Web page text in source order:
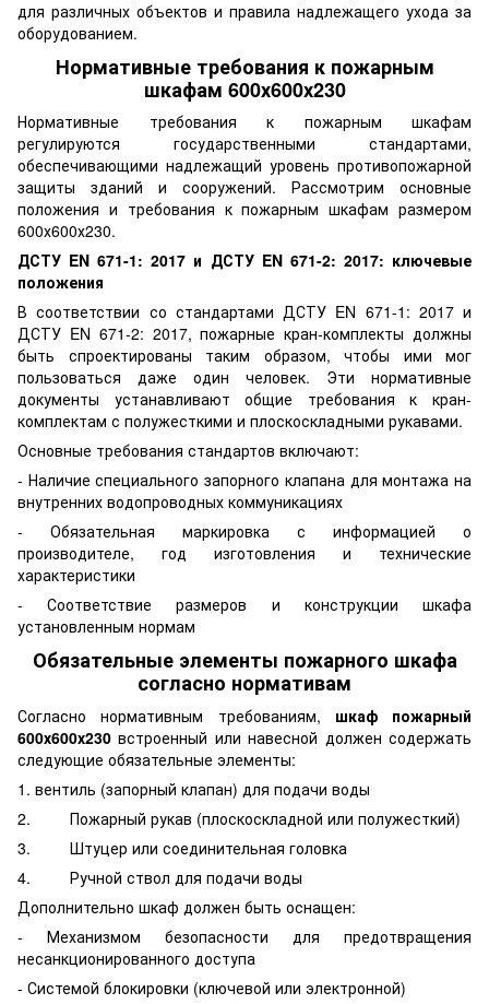
для различных объектов и правила надлежащего ухода за
оборудованием.
Нормативные требования к пожарным
шкафам 600х600х230
Нормативные требования к пожарным шкафам
регулируются государственными стандартами,
обеспечивающими надлежащий уровень противопожарной
защиты зданий и сооружений. Рассмотрим основные
положения и требования к пожарным шкафам размером
600х600х230.
ДСТУ EN 671-1: 2017 и ДСТУ EN 671-2: 2017: ключевые
положения
В соответствии со стандартами ДСТУ EN 671-1: 2017 и
ДСТУ EN 671-2: 2017, пожарные кран-комплекты должны
быть спроектированы таким образом, чтобы ими мог
пользоваться даже один человек. Эти нормативные
документы устанавливают общие требования к кран-
комплектам с полужесткими и плоскоскладными рукавами.
Основные требования стандартов включают:
- Наличие специального запорного клапана для монтажа на
внутренних водопроводных коммуникациях
- Обязательная маркировка с информацией о
производителе, год изготовления и технические
характеристики
- Соответствие размеров и конструкции шкафа
установленным нормам
Обязательные элементы пожарного шкафа
согласно нормативам
Согласно нормативным требованиям, шкаф пожарный
600х600х230 встроенный или навесной должен содержать
следующие обязательные элементы:
1. вентиль (запорный клапан) для подачи воды
2. Пожарный рукав (плоскоскладной или полужесткий)
3. Штуцер или соединительная головка
4. Ручной ствол для подачи воды
Дополнительно шкаф должен быть оснащен:
- Механизмом безопасности для предотвращения
несанкционированного доступа
- Системой блокировки (ключевой или электронной)